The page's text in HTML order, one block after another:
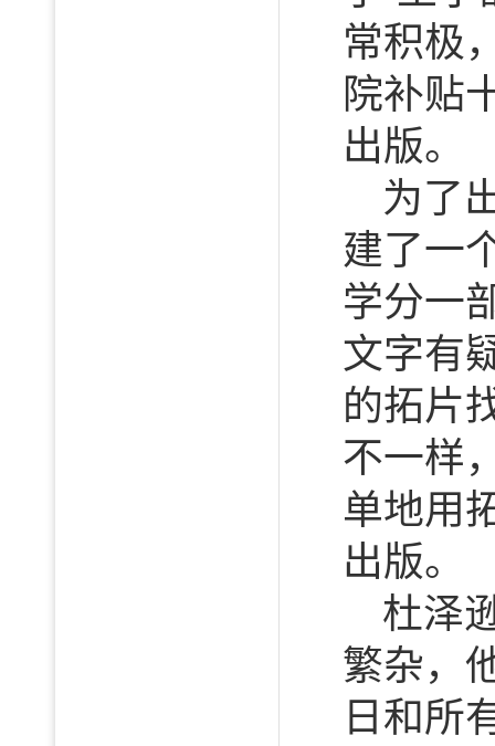
常积极
院补贴
出版。
为了
建了一
学分一
文字有
的拓片
不一样
单地用
出版。
杜泽
繁杂，
日和所